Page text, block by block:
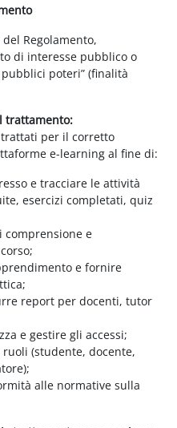
Regolamento,
di interesse pubblico o
poteri” (finalità
trattamento:
per il corretto
e-learning al fine di:
e tracciare le attività
esercizi completati, quiz
e
e fornire
report per docenti, tutor
e gestire gli accessi;
(studente, docente,
alle normative sulla